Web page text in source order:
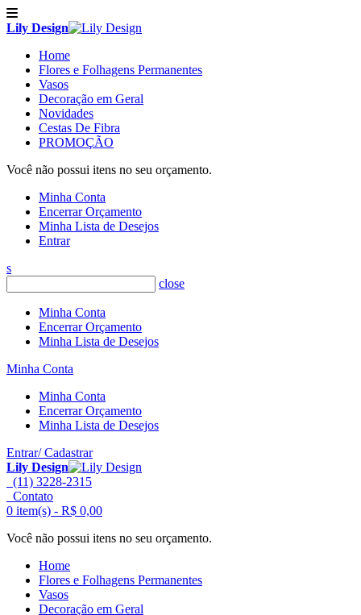
Lily Design
Home
Flores e Folhagens Permanentes
Vasos
Decoração em Geral
Novidades
Cestas De Fibra
PROMOÇÃO
Você não possui itens no seu orçamento.
Minha Conta
Encerrar Orçamento
Minha Lista de Desejos
Entrar
s
close
Minha Conta
Encerrar Orçamento
Minha Lista de Desejos
Minha Conta
Minha Conta
Encerrar Orçamento
Minha Lista de Desejos
Entrar/ Cadastrar
Lily Design
(11) 3228-2315
Contato
0 item(s) - R$ 0,00
Você não possui itens no seu orçamento.
Home
Flores e Folhagens Permanentes
Vasos
Decoração em Geral